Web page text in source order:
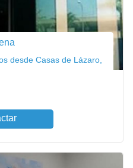
desde Casas de Lázaro,